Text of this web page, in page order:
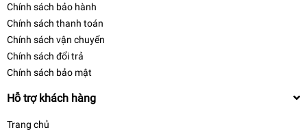
Chính sách bảo hành
Chính sách thanh toán
Chính sách vận chuyển
Chính sách đổi trả
Chính sách bảo mật
Hỗ trợ khách hàng
Trang chủ